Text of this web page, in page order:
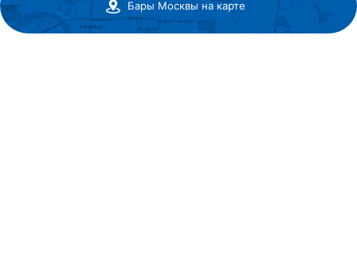
Бары Москвы на карте